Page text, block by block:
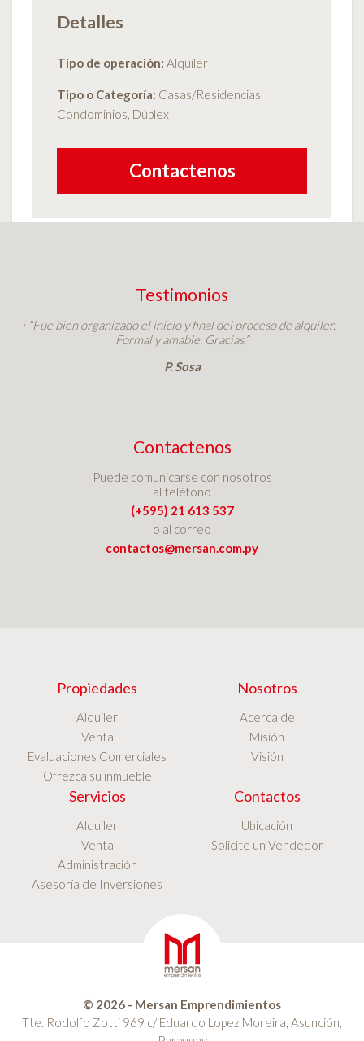
Detalles
Tipo de operación: Alquiler
Tipo o Categoría: Casas/Residencias,
Condominios, Dúplex
Contactenos
Testimonios
“Fue bien organizado el inicio y final del proceso de alquiler.
Formal y amable. Gracias.”
P. Sosa
Contactenos
Puede comunicarse con nosotros
al teléfono
(+595) 21 613 537
o al correo
contactos@mersan.com.py
Propiedades
Alquiler
Venta
Evaluaciones Comerciales
Ofrezca su inmueble
Nosotros
Acerca de
Misión
Visión
Servicios
Alquiler
Venta
Administración
Asesoría de Inversiones
Contactos
Ubicación
Solicite un Vendedor
© 2026 - Mersan Emprendimientos
Tte. Rodolfo Zotti 969 c/ Eduardo Lopez Moreira, Asunción,